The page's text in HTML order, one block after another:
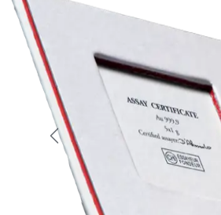
Précédent